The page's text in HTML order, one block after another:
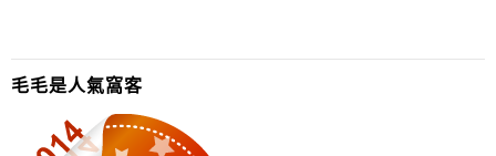
毛毛是人氣窩客